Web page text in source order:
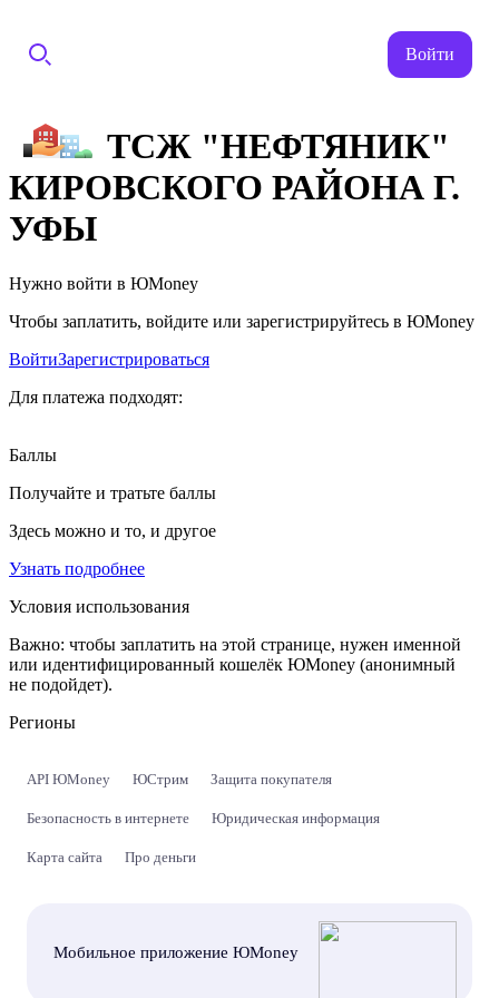
Войти
ТСЖ "НЕФТЯНИК"
КИРОВСКОГО РАЙОНА Г.
УФЫ
Нужно войти в ЮMoney
Чтобы заплатить, войдите или зарегистрируйтесь в ЮMoney
ВойтиЗарегистрироваться
Для платежа подходят:
Баллы
Получайте и тратьте баллы
Здесь можно и то, и другое
Узнать подробнее
Условия использования
Важно: чтобы заплатить на этой странице, нужен именной
или идентифицированный кошелёк ЮMoney (анонимный
не подойдет).
Регионы
API ЮMoney ЮСтрим Защита покупателя
Безопасность в интернете Юридическая информация
Карта сайта Про деньги
Мобильное приложение ЮMoney